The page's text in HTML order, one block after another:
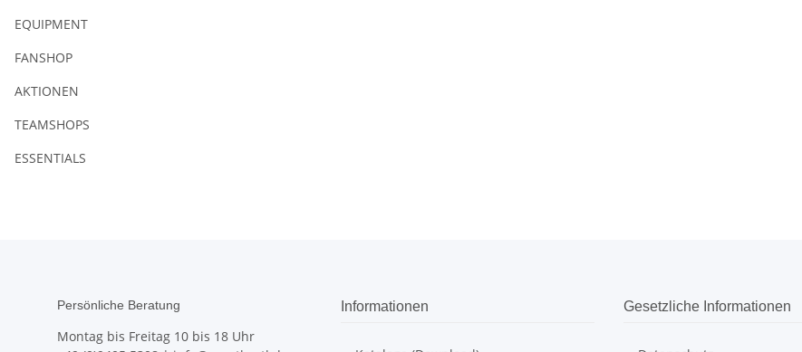
EQUIPMENT
FANSHOP
AKTIONEN
TEAMSHOPS
ESSENTIALS
Persönliche Beratung
Montag bis Freitag 10 bis 18 Uhr
Informationen Gesetzliche Informationen